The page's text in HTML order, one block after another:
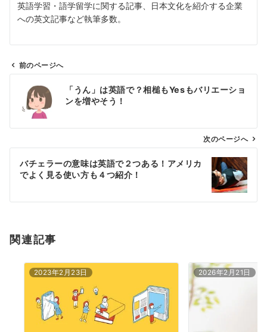
英語学習・語学留学に関する記事、日本文化を紹介する企業
への英文記事など執筆多数。
ビ
ン
前のページへ
「うん」は英語で？相槌もYesもバリエーショ
ンを増やそう！
次のページへ
バチェラーの意味は英語で２つある！アメリカ
でよく見る使い方も４つ紹介！
関連記事
2023年2月23日 2026年2月21日